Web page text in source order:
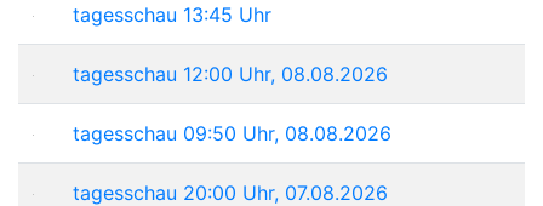
tagesschau 13:45 Uhr
tagesschau 12:00 Uhr, 08.08.2026
tagesschau 09:50 Uhr, 08.08.2026
tagesschau 20:00 Uhr, 07.08.2026